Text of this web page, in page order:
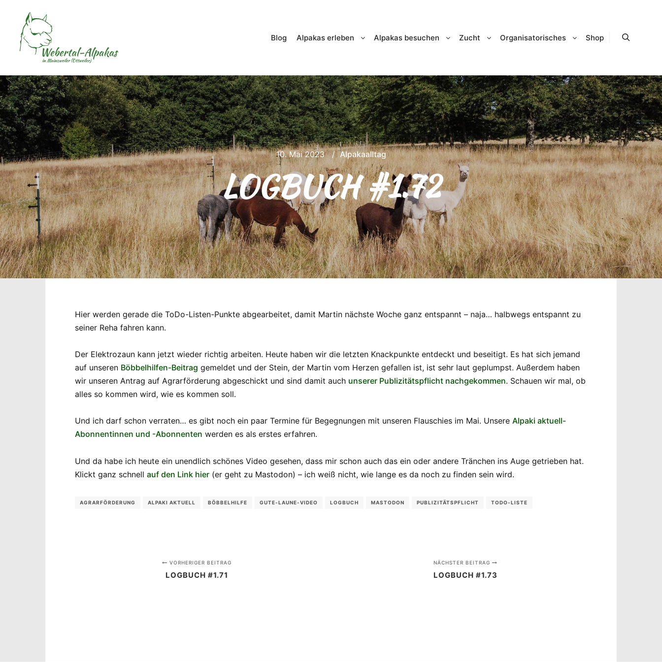
Blog Alpakas erleben Alpakas besuchen Zucht Organisatorisches Shop
10. Mai 2023 Alpakaalltag
LOGBUCH #1.72
Hier werden gerade die ToDo-Listen-Punkte abgearbeitet, damit Martin nächste Woche ganz entspannt – naja… halbwegs entspannt zu
seiner Reha fahren kann.
Der Elektrozaun kann jetzt wieder richtig arbeiten. Heute haben wir die letzten Knackpunkte entdeckt und beseitigt. Es hat sich jemand
auf unseren Böbbelhilfen-Beitrag gemeldet und der Stein, der Martin vom Herzen gefallen ist, ist sehr laut geplumpst. Außerdem haben
wir unseren Antrag auf Agrarförderung abgeschickt und sind damit auch unserer Publizitätspflicht nachgekommen. Schauen wir mal, ob
alles so kommen wird, wie es kommen soll.
Und ich darf schon verraten… es gibt noch ein paar Termine für Begegnungen mit unseren Flauschies im Mai. Unsere Alpaki aktuell-
Abonnentinnen und -Abonnenten werden es als erstes erfahren.
Und da habe ich heute ein unendlich schönes Video gesehen, dass mir schon auch das ein oder andere Tränchen ins Auge getrieben hat.
Klickt ganz schnell auf den Link hier (er geht zu Mastodon) – ich weiß nicht, wie lange es da noch zu finden sein wird.
AGRARFÖRDERUNG ALPAKI AKTUELL BÖBBELHILFE GUTE-LAUNE-VIDEO LOGBUCH MASTODON PUBLIZITÄTSPFLICHT TODO-LISTE
VORHERIGER BEITRAG
LOGBUCH #1.71
NÄCHSTER BEITRAG
LOGBUCH #1.73